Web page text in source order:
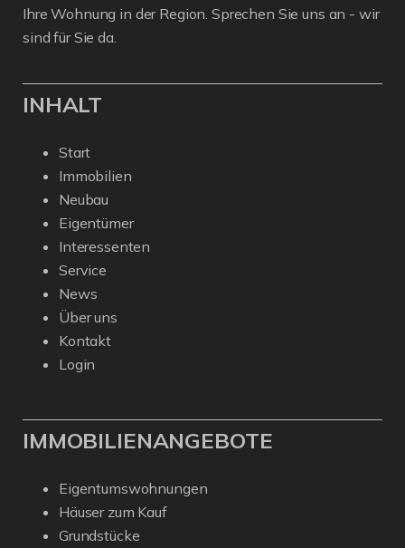
Ihre Wohnung in der Region. Sprechen Sie uns an - wir
sind für Sie da.
INHALT
Start
Immobilien
Neubau
Eigentümer
Interessenten
Service
News
Über uns
Kontakt
Login
IMMOBILIENANGEBOTE
Eigentumswohnungen
Häuser zum Kauf
Grundstücke